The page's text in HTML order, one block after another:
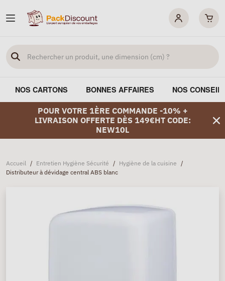
NOS CARTONS BONNES AFFAIRES NOS
POUR VOTRE 1ÈRE COMMANDE -10% +
LIVRAISON OFFERTE DÈS 149€HT CODE:
NEW10L
Accueil / Entretien Hygiène Sécurité / Hygiène de la cuisine /
Distributeur à dévidage central ABS blanc